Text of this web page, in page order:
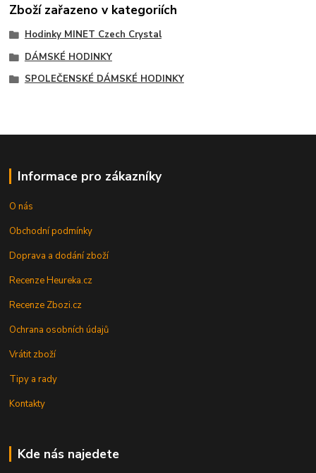
Zboží zařazeno v kategoriích
Hodinky MINET Czech Crystal
DÁMSKÉ HODINKY
SPOLEČENSKÉ DÁMSKÉ HODINKY
Informace pro zákazníky
O nás
Obchodní podmínky
Doprava a dodání zboží
Recenze Heureka.cz
Recenze Zbozi.cz
Ochrana osobních údajů
Vrátit zboží
Tipy a rady
Kontakty
Kde nás najedete